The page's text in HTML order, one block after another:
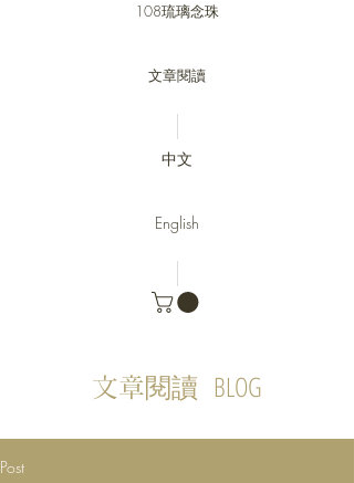
108琉璃念珠
文章閱讀
中文
English
文章閱讀 BLOG
Post